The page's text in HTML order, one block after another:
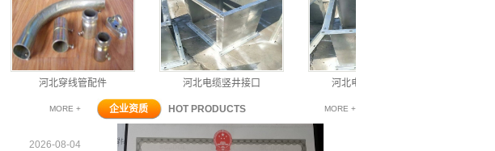
河北穿线管配件 河北电缆竖井接口 河北电缆竖井接口
MORE +
2026-08-04
企业资质 HOT PRODUCTS MORE +